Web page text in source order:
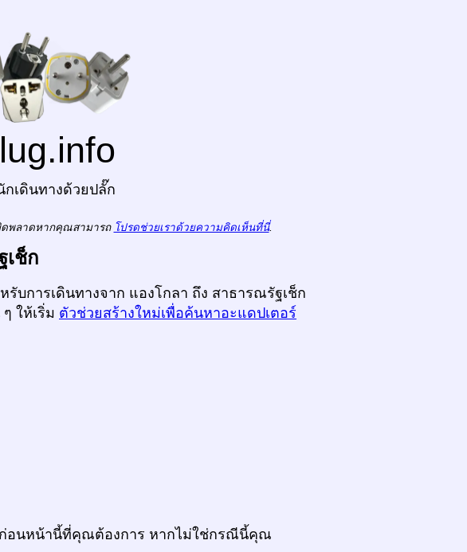
เดินทางด้วยปลั๊ก
ดพลาดหากคุณสามารถ โปรดช่วยเราด้วยความคิดเห็นที่นี่.
เช็ก
บการเดินทางจาก แองโกลา ถึง สาธารณรัฐเช็ก
ให้เริ่ม ตัวช่วยสร้างใหม่เพื่อค้นหาอะแดปเตอร์
อนหน้านี้ที่คุณต้องการ หากไม่ใช่กรณีนี้คุณ